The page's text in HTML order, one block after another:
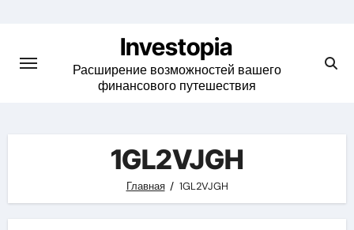
content
Investopia
Расширение возможностей вашего
финансового путешествия
1GL2VJGH
Главная 1GL2VJGH